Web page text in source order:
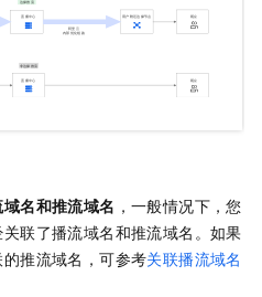
名和推流域名 ，一般情况下，您
联了播流域名和推流域名。如果
推流域名，可参考关联播流域名